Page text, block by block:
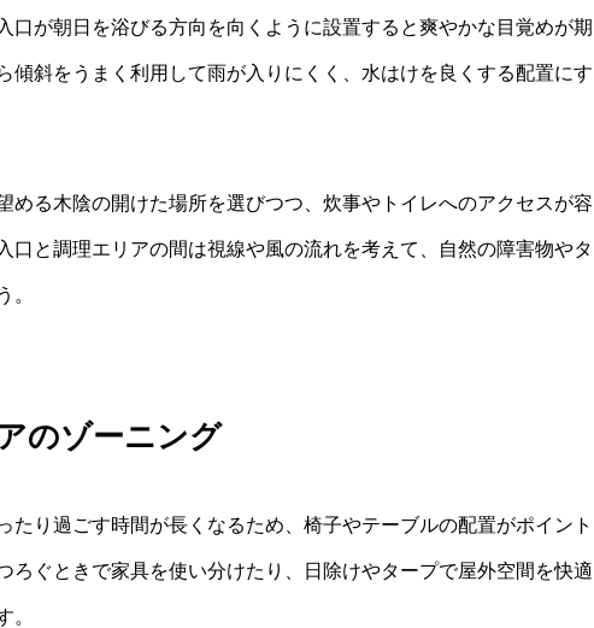
口が朝日を浴びる方向を向くように設置すると爽やかな目覚めが期
傾斜をうまく利用して雨が入りにくく、水はけを良くする配置にす
める木陰の開けた場所を選びつつ、炊事やトイレへのアクセスが容
口と調理エリアの間は視線や風の流れを考えて、自然の障害物やタ
。
のゾーニング
たり過ごす時間が長くなるため、椅子やテーブルの配置がポイント
ろぐときで家具を使い分けたり、日除けやタープで屋外空間を快適
。